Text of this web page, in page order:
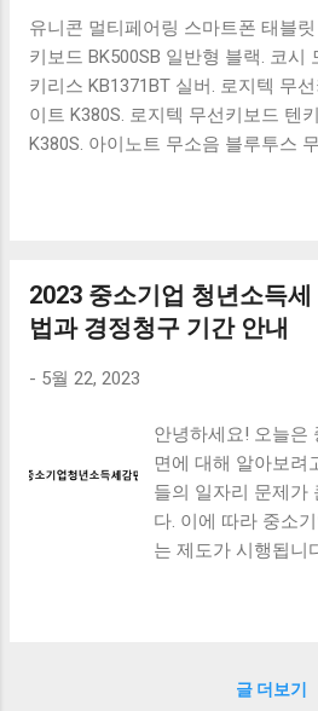
유니콘 멀티페어링 스마트폰 태블
키보드 BK500SB 일반형 블랙. 코시
키리스 KB1371BT 실버. 로지텍 무
이트 K380S. 로지텍 무선키보드 텐
K380S. 아이노트 무소음 블루투스
OABTKBDA 퓨어 화이트. 코시 베
랙. 큐센 멤브레인 무선 키보드 블
키보드 구매를 고려하실 때, 추가 할
다양한 할인 혜택과 빠른배송 혜택
인해보세요. 추가할인 확인하기 상
루투스키보드 같은 상품을 고를 때
없습니다. 다양한 상품들을 상세스
해서 구매하실 수 있도록 순위 추천
러가기 추천상품 Best 유니콘 멀티
거치형 저소음 블루투스 키보드,
2023 중소기업 청년소득
법과 경정청구 기간 안내
- 5월 22, 2023
안녕하세요! 오늘은
면에 대해 알아보려
들의 일자리 문제가
다. 이에 따라 중소
는 제도가 시행됩니
하는 청년들에게
다. 함께 청년들의
글 더보기